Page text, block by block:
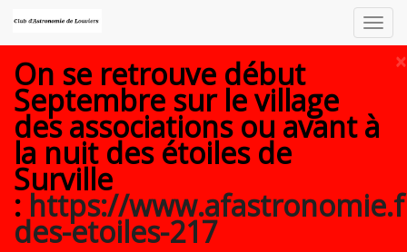
×
On se retrouve début
Septembre sur le village
des associations ou avant à
la nuit des étoiles de
Surville
: https://
des-etoiles-217